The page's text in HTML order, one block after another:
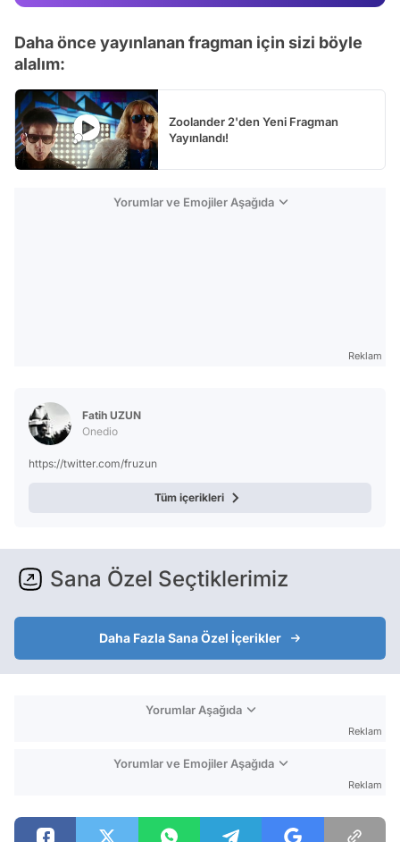
Daha önce yayınlanan fragman için sizi böyle
alalım:
Zoolander 2'den Yeni Fragman
Yayınlandı!
Yorumlar ve Emojiler Aşağıda
Reklam
Fatih UZUN
Onedio
https://twitter.com/fruzun
Tüm içerikleri
Sana Özel Seçtiklerimiz
Daha Fazla Sana Özel İçerikler
Yorumlar Aşağıda
Reklam
Yorumlar ve Emojiler Aşağıda
Reklam